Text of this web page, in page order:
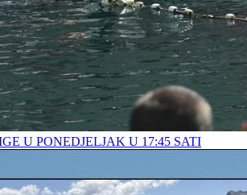
U PONEDJELJAK U 17:45 SATI